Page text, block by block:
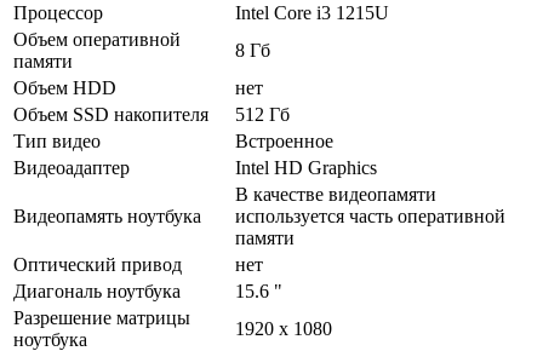
Процессор
Intel Core i3 1215U
Объем оперативной
памяти
8 Гб
Объем HDD
нет
Объем SSD накопителя
512 Гб
Тип видео
Встроенное
Видеоадаптер
Intel HD Graphics
Видеопамять ноутбука
В качестве видеопамяти
используется часть оперативной
памяти
Оптический привод
нет
Диагональ ноутбука
15.6 "
Разрешение матрицы
ноутбука
1920 x 1080